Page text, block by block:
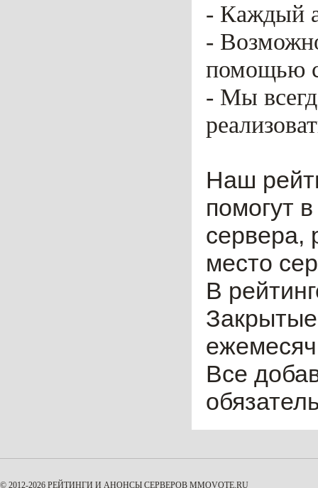
- Каждый
-
помощью
- Мы
Наш
помогут
сервера,
место
В
Все
© 2012-2026 РЕЙТИНГИ И АНОНСЫ СЕРВЕРОВ MMOVOTE.RU